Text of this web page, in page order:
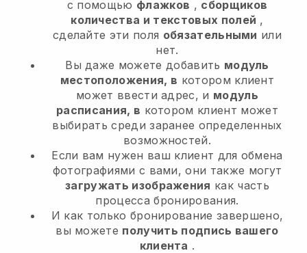
с помощью флажков , сборщиков
количества и текстовых полей ,
сделайте эти поля обязательными или
нет.
Вы даже можете добавить модуль
местоположения, в котором клиент
может ввести адрес, и модуль
расписания, в котором клиент может
выбирать среди заранее определенных
возможностей.
Если вам нужен ваш клиент для обмена
фотографиями с вами, они также могут
загружать изображения как часть
процесса бронирования.
И как только бронирование завершено,
вы можете получить подпись вашего
клиента .